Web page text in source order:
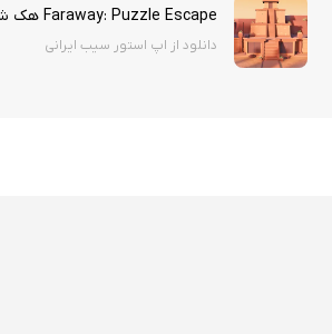
Faraway: Puzzle Escape هک شده
دانلود از اپ استور سیب ایرانی